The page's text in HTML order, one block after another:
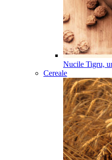
Nucile Tigru,
Cereale